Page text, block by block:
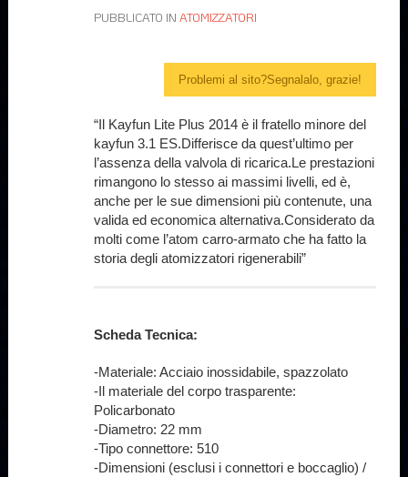
PUBBLICATO IN ATOMIZZATORI
Problemi al sito?Segnalalo, grazie!
“Il Kayfun Lite Plus 2014 è il fratello minore del
kayfun 3.1 ES.Differisce da quest’ultimo per
l’assenza della valvola di ricarica.Le prestazioni
rimangono lo stesso ai massimi livelli, ed è,
anche per le sue dimensioni più contenute, una
valida ed economica alternativa.Considerato da
molti come l’atom carro-armato che ha fatto la
storia degli atomizzatori rigenerabili”
Scheda Tecnica:
-Materiale: Acciaio inossidabile, spazzolato
-Il materiale del corpo trasparente:
Policarbonato
-Diametro: 22 mm
-Tipo connettore: 510
-Dimensioni (esclusi i connettori e boccaglio) /